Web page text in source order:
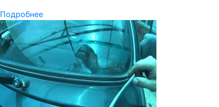
Подробнее